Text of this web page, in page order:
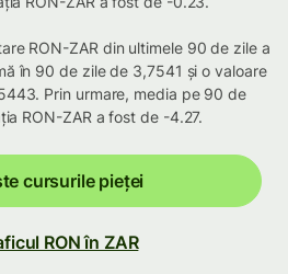
RON-ZAR din ultimele 90 de zile a
în 90 de zile de 3,7541 și o valoare
Prin urmare, media pe 90 de
RON-ZAR a fost de -4.27.
cursurile pieței
RON în ZAR